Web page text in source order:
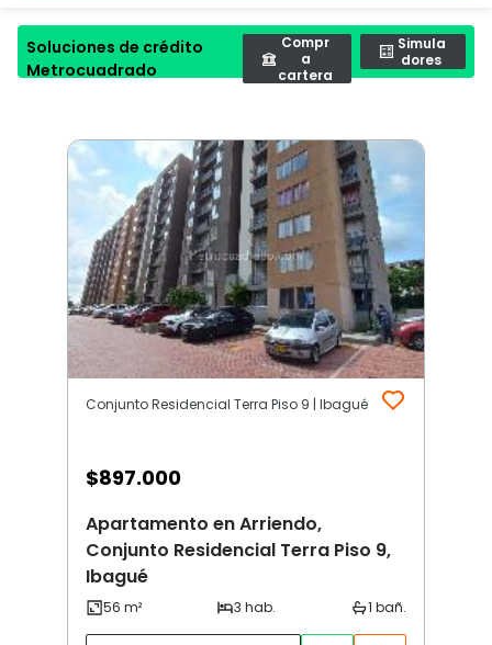
Soluciones de crédito
Metrocuadrado
Compr
a
cartera
Simula
dores
Conjunto Residencial Terra Piso 9 | Ibagué
$897.000
Apartamento en Arriendo,
Conjunto Residencial Terra Piso 9,
Ibagué